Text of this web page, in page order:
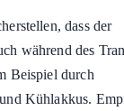
dass der
während des
Beispiel durch
Kühlakkus.